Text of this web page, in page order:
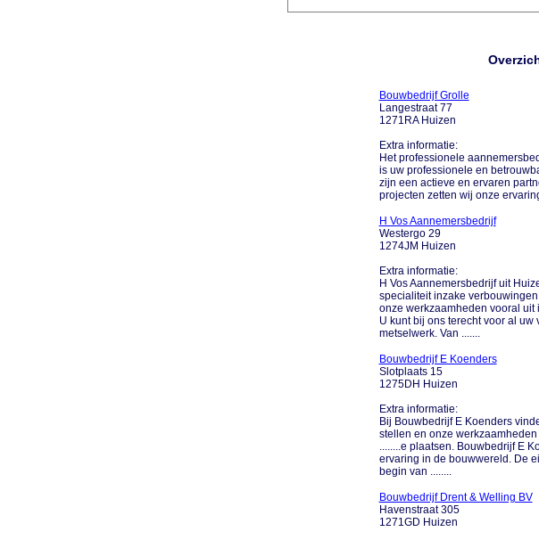
Bouwbedrijf Grolle
Langestraat 77
1271RA Huizen
Extra informatie:
Het professionele
is uw professionele en
zijn een actieve en ervaren
projecten zetten wij onze
H Vos Aannemersbedrijf
Westergo 29
1274JM Huizen
Extra informatie:
H Vos Aannemersbedrijf uit
specialiteit inzake
onze werkzaamheden vooral uit
U kunt bij ons terecht voor al
metselwerk. Van .......
Bouwbedrijf E Koenders
Slotplaats 15
1275DH Huizen
Extra informatie:
Bij Bouwbedrijf E Koenders
stellen en onze
........e plaatsen. Bouwbedrijf E
ervaring in de bouwwereld. De
begin van ........
Bouwbedrijf Drent & Welling BV
Havenstraat 305
1271GD Huizen